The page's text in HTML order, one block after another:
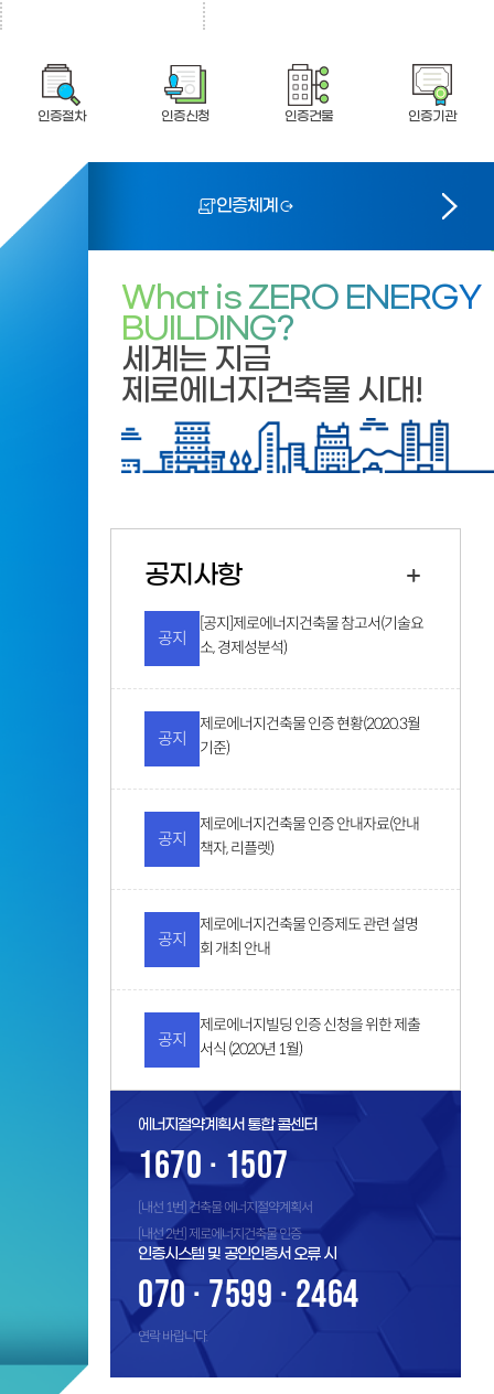
인증절차 인증신청 인증건물 인증기관
인증체계
What is ZERO ENERGY
BUILDING?
세계는 지금
제로에너지건축물 시대!
공지사항
공지
[공지]제로에너지건축물 참고서(기술요
소, 경제성분석)
공지
제로에너지건축물 인증 현황(2020.3월
기준)
공지
제로에너지건축물 인증 안내자료(안내
책자, 리플렛)
공지
제로에너지건축물 인증제도 관련 설명
회 개최 안내
공지
제로에너지빌딩 인증 신청을 위한 제출
서식 (2020년 1월)
에너지절약계획서 통합 콜센터
1670 · 1507
[내선 1번] 건축물 에너지절약계획서
[내선 2번] 제로에너지건축물 인증
인증시스템 및 공인인증서 오류 시
070 · 7599 · 2464
연락 바랍니다.